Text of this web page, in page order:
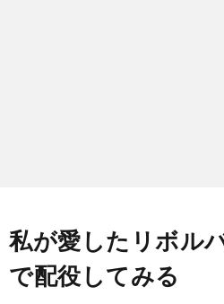
私が愛したリボル
で配役してみる